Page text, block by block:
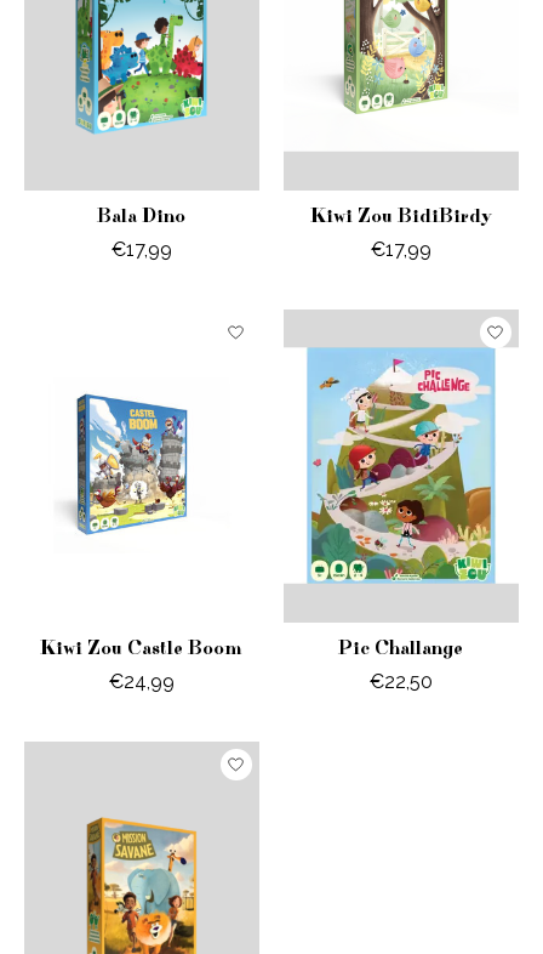
Bala Dino
€17,99
Kiwi Zou BidiBirdy
€17,99
Kiwi Zou Castle Boom
€24,99
Pic Challange
€22,50